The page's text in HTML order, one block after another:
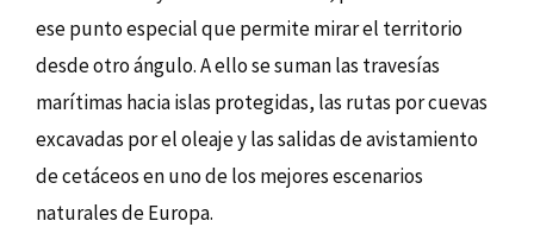
ese punto especial que permite mirar el territorio
desde otro ángulo. A ello se suman las travesías
marítimas hacia islas protegidas, las rutas por cuevas
excavadas por el oleaje y las salidas de avistamiento
de cetáceos en uno de los mejores escenarios
naturales de Europa.